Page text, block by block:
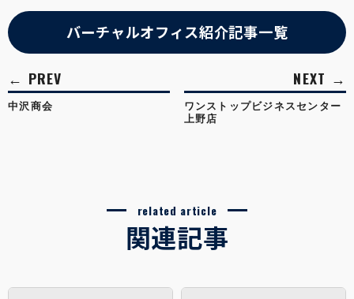
バーチャルオフィス紹介記事一覧
中沢商会
ワンストップビジネスセンター
上野店
related article
関連記事